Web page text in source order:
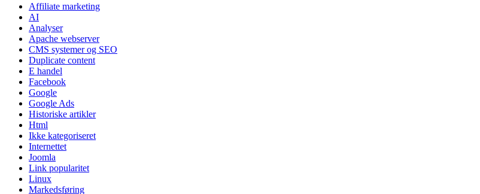
Affiliate marketing
AI
Analyser
Apache webserver
CMS systemer og SEO
Duplicate content
E handel
Facebook
Google
Google Ads
Historiske artikler
Html
Ikke kategoriseret
Internettet
Joomla
Link popularitet
Linux
Markedsføring